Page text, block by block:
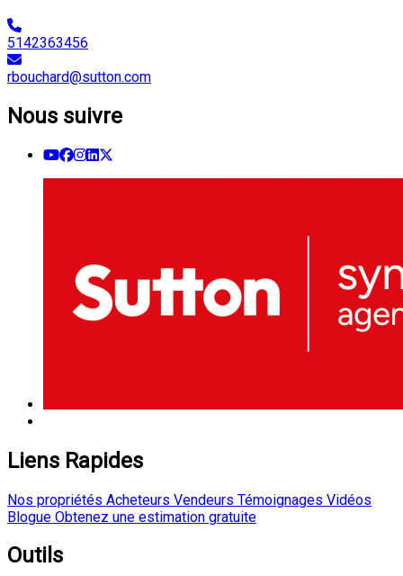
5142363456
rbouchard@sutton.com
Nous suivre
Liens Rapides
Nos propriétés Acheteurs Vendeurs Témoignages Vidéos
Blogue Obtenez une estimation gratuite
Outils